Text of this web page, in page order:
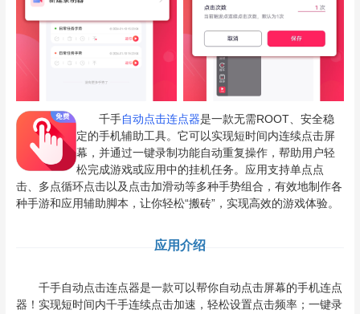
千手自动点击连点器是一款无需ROOT、安全稳
定的手机辅助工具。它可以实现短时间内连续点击屏
幕，并通过一键录制功能自动重复操作，帮助用户轻
松完成游戏或应用中的挂机任务。应用支持单点点
击、多点循环点击以及点击加滑动等多种手势组合，有效地制作各
种手游和应用辅助脚本，让你轻松“搬砖”，实现高效的游戏体验。
应用介绍
千手自动点击连点器是一款可以帮你自动点击屏幕的手机连点
器！实现短时间内千手连续点击加速，轻松设置点击频率；一键录